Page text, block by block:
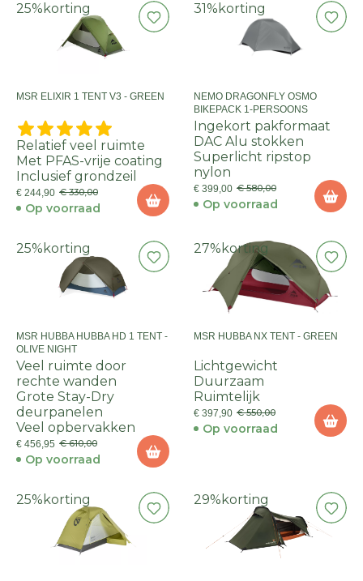
25% korting
MSR ELIXIR 1 TENT V3 - GREEN
Relatief veel ruimte
Met PFAS-vrije coating
Inclusief grondzeil
€ 244,90 € 330,00
Op voorraad
31% korting
NEMO DRAGONFLY OSMO
BIKEPACK 1-PERSOONS
Ingekort pakformaat
DAC Alu stokken
Superlicht ripstop
nylon
€ 399,00 € 580,00
Op voorraad
25% korting
MSR HUBBA HUBBA HD 1 TENT -
OLIVE NIGHT
Veel ruimte door
rechte wanden
Grote Stay-Dry
deurpanelen
Veel opbervakken
€ 456,95 € 610,00
Op voorraad
27% korting
MSR HUBBA NX TENT - GREEN
Lichtgewicht
Duurzaam
Ruimtelijk
€ 397,90 € 550,00
Op voorraad
25% korting 29% korting